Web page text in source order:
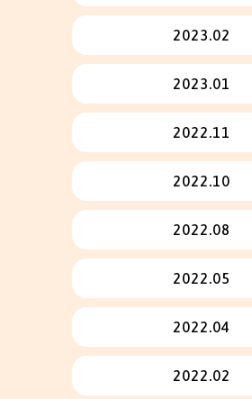
2023.02
2023.01
2022.11
2022.10
2022.08
2022.05
2022.04
2022.02